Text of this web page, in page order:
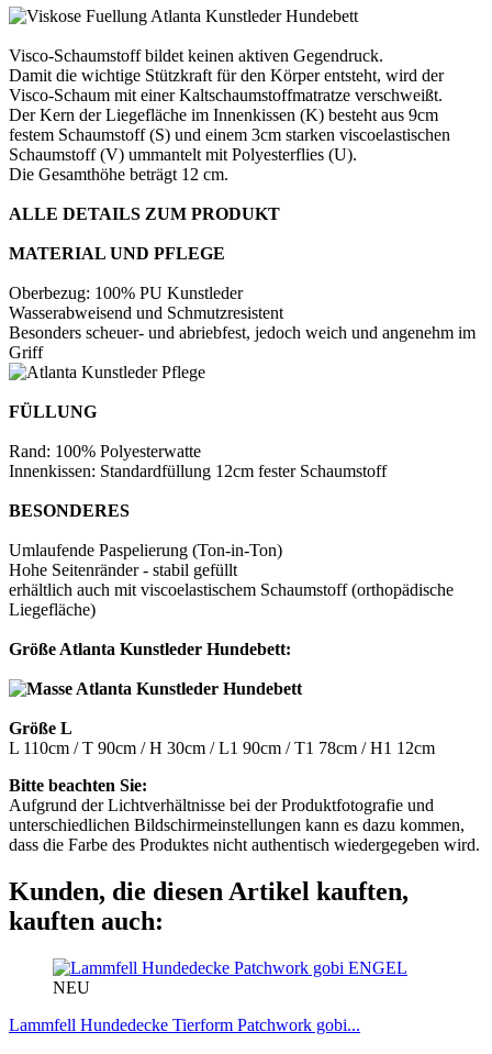
Visco-Schaumstoff bildet keinen aktiven Gegendruck.
Damit die wichtige Stützkraft für den Körper entsteht, wird der
Visco-Schaum mit einer Kaltschaumstoffmatratze verschweißt.
Der Kern der Liegefläche im Innenkissen (K) besteht aus 9cm
festem Schaumstoff (S) und einem 3cm starken viscoelastischen
Schaumstoff (V) ummantelt mit Polyesterflies (U).
Die Gesamthöhe beträgt 12 cm.
ALLE DETAILS ZUM PRODUKT
MATERIAL UND PFLEGE
Oberbezug: 100% PU Kunstleder
Wasserabweisend und Schmutzresistent
Besonders scheuer- und abriebfest, jedoch weich und angenehm im
Griff
FÜLLUNG
Rand: 100% Polyesterwatte
Innenkissen: Standardfüllung 12cm fester Schaumstoff
BESONDERES
Umlaufende Paspelierung (Ton-in-Ton)
Hohe Seitenränder - stabil gefüllt
erhältlich auch mit viscoelastischem Schaumstoff (orthopädische
Liegefläche)
Größe Atlanta Kunstleder Hundebett:
Größe L
L 110cm / T 90cm / H 30cm / L1 90cm / T1 78cm / H1 12cm
Bitte beachten Sie:
Aufgrund der Lichtverhältnisse bei der Produktfotografie und
unterschiedlichen Bildschirmeinstellungen kann es dazu kommen,
dass die Farbe des Produktes nicht authentisch wiedergegeben wird.
Kunden, die diesen Artikel kauften,
kauften auch:
ENGEL
NEU
Lammfell Hundedecke Tierform Patchwork gobi...